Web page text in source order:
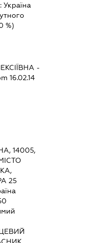
Україна
%)
-
16.02.14
14005,
25